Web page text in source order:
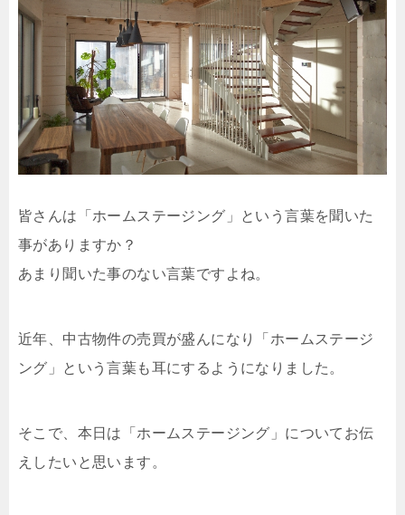
皆さんは「ホームステージング」という言葉を聞いた
事がありますか？
あまり聞いた事のない言葉ですよね。
近年、中古物件の売買が盛んになり「ホームステージ
ング」という言葉も耳にするようになりました。
そこで、本日は「ホームステージング」についてお伝
えしたいと思います。